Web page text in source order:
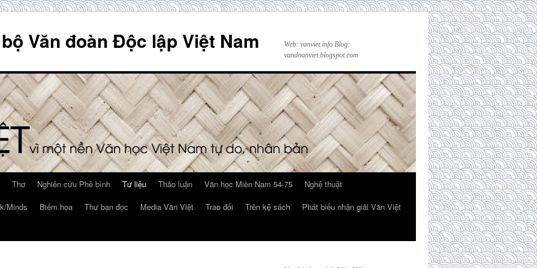
Văn đoàn Độc lập Việt Nam
Web: vanviet.info Blog:
vandoanviet.blogspot.com
Thơ Nghiên cứu Phê bình Tư liệu Thảo luận Văn học Miền Nam 54-75
Nghệ thuật
Minds Biếm họa Thư bạn đọc Media Văn Việt Trao đổi Trên kệ sách
Phát biểu nhận giải Văn Việt